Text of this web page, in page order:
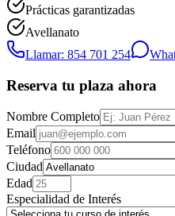
Prácticas garantizadas
Avellanato
Llamar: 854 701 254
Reserva tu plaza ahora
Nombre Completo
Email
Teléfono
Ciudad
Edad
Especialidad de Interés